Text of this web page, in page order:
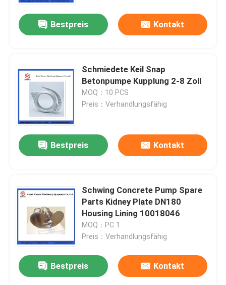
Startseite
Videos
Über uns
Fabrik Tour
Bestpreis Kontakt
Schmiedete Keil Snap
Betonpumpe Kupplung 2-8 Zoll
MOQ：10 PCS
Preis：Verhandlungsfähig
Bestpreis Kontakt
Schwing Concrete Pump Spare
Parts Kidney Plate DN180
Housing Lining 10018046
MOQ：PC 1
Preis：Verhandlungsfähig
Bestpreis Kontakt